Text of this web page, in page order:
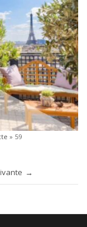
» 59